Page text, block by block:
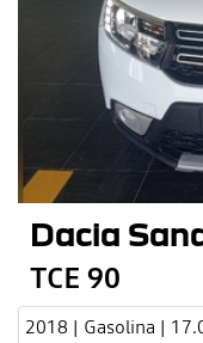
Dacia
TCE 90
2018 | Gasolina |